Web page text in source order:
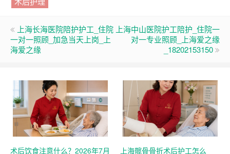
上海长海医院陪护护工_住院
一对一照顾_加急当天上岗_上
海爱之缘
上海中山医院护工陪护_住院一
对一专业照顾_上海爱之缘
_18202153150
术后饮食注意什么？2026年7月
上海髋骨骨折术后护工怎么